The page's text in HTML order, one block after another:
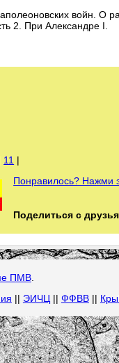
войн. О
2. При Александре I.
11 |
Понравилось? Нажми
Поделиться с
ПМВ.
|| ЭИЧЦ || ФФВВ||